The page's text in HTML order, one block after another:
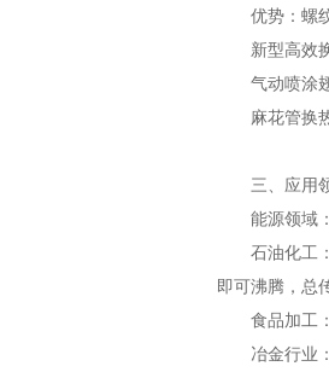
优势：螺纹
新型高效
气动喷涂翅
麻花管换热
三、应用领
能源领域：
石油化工：
即可沸腾，总
食品加工：
冶金行业：